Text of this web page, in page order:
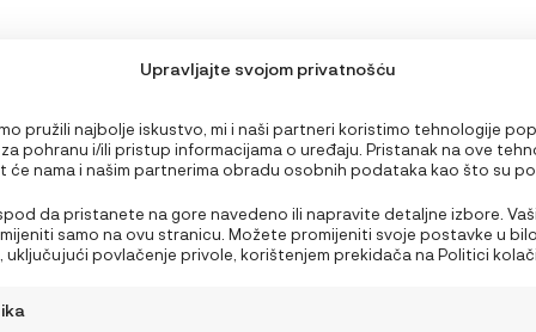
Upravljajte svojom privatnošću
pružili najbolje iskustvo, mi i naši partneri koristimo tehnologije
pohranu i/ili pristup informacijama o uređaju. Pristanak na ove
će nama i našim partnerima obradu osobnih podataka kao što su
ili povlačenje privole može negativno utjecati na određene
funkcije.
da pristanete na gore navedeno ili napravite detaljne izbore.
samo na ovu stranicu. Možete promijeniti svoje postavke u
uključujući povlačenje privole, korištenjem prekidača na Politici
Što ponijeti bebi za
obrok na plaži ili izletu?
Nutricionistica donosi 3
PODRŠKA
Moj račun